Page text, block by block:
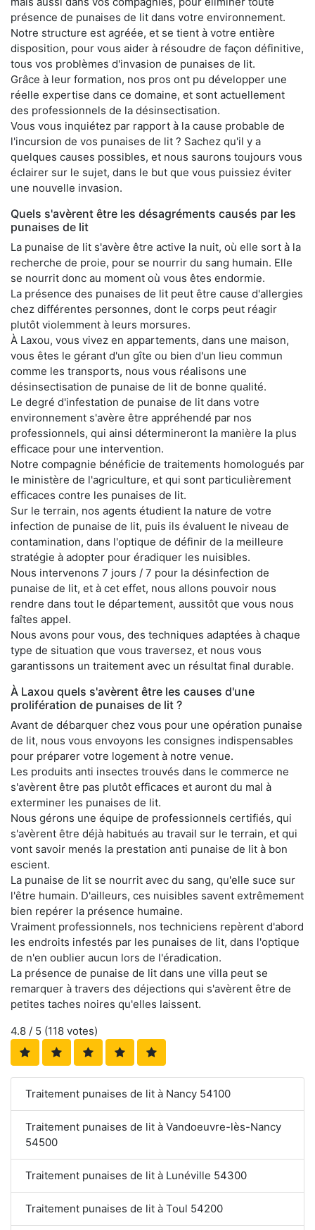
présence de punaises de lit dans votre environnement.
Notre structure est agréée, et se tient à votre entière
disposition, pour vous aider à résoudre de façon définitive,
tous vos problèmes d'invasion de punaises de lit.
Grâce à leur formation, nos pros ont pu développer une
réelle expertise dans ce domaine, et sont actuellement
des professionnels de la désinsectisation.
Vous vous inquiétez par rapport à la cause probable de
l'incursion de vos punaises de lit ? Sachez qu'il y a
quelques causes possibles, et nous saurons toujours vous
éclairer sur le sujet, dans le but que vous puissiez éviter
une nouvelle invasion.
Quels s'avèrent être les désagréments causés par les
punaises de lit
La punaise de lit s'avère être active la nuit, où elle sort à la
recherche de proie, pour se nourrir du sang humain. Elle
se nourrit donc au moment où vous êtes endormie.
La présence des punaises de lit peut être cause d'allergies
chez différentes personnes, dont le corps peut réagir
plutôt violemment à leurs morsures.
À Laxou, vous vivez en appartements, dans une maison,
vous êtes le gérant d'un gîte ou bien d'un lieu commun
comme les transports, nous vous réalisons une
désinsectisation de punaise de lit de bonne qualité.
Le degré d'infestation de punaise de lit dans votre
environnement s'avère être appréhendé par nos
professionnels, qui ainsi détermineront la manière la plus
efficace pour une intervention.
Notre compagnie bénéficie de traitements homologués par
le ministère de l'agriculture, et qui sont particulièrement
efficaces contre les punaises de lit.
Sur le terrain, nos agents étudient la nature de votre
infection de punaise de lit, puis ils évaluent le niveau de
contamination, dans l'optique de définir de la meilleure
stratégie à adopter pour éradiquer les nuisibles.
Nous intervenons 7 jours / 7 pour la désinfection de
punaise de lit, et à cet effet, nous allons pouvoir nous
rendre dans tout le département, aussitôt que vous nous
faîtes appel.
Nous avons pour vous, des techniques adaptées à chaque
type de situation que vous traversez, et nous vous
garantissons un traitement avec un résultat final durable.
À Laxou quels s'avèrent être les causes d'une
prolifération de punaises de lit ?
Avant de débarquer chez vous pour une opération punaise
de lit, nous vous envoyons les consignes indispensables
pour préparer votre logement à notre venue.
Les produits anti insectes trouvés dans le commerce ne
s'avèrent être pas plutôt efficaces et auront du mal à
exterminer les punaises de lit.
Nous gérons une équipe de professionnels certifiés, qui
s'avèrent être déjà habitués au travail sur le terrain, et qui
vont savoir menés la prestation anti punaise de lit à bon
escient.
La punaise de lit se nourrit avec du sang, qu'elle suce sur
l'être humain. D'ailleurs, ces nuisibles savent extrêmement
bien repérer la présence humaine.
Vraiment professionnels, nos techniciens repèrent d'abord
les endroits infestés par les punaises de lit, dans l'optique
de n'en oublier aucun lors de l'éradication.
La présence de punaise de lit dans une villa peut se
remarquer à travers des déjections qui s'avèrent être de
petites taches noires qu'elles laissent.
4.8 / 5 (118 votes)
Traitement punaises de lit à Nancy 54100
Traitement punaises de lit à Vandoeuvre-lès-Nancy
54500
Traitement punaises de lit à Lunéville 54300
Traitement punaises de lit à Toul 54200